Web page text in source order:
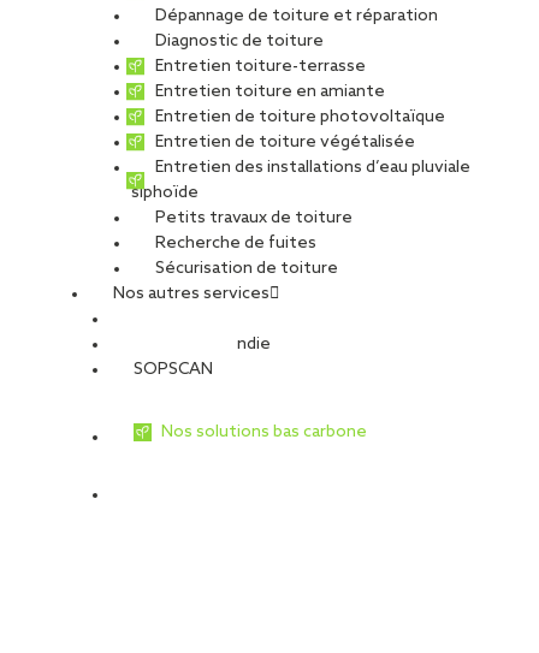
Dépannage de toiture et réparation
Diagnostic de toiture
Entretien toiture-terrasse
Entretien toiture en amiante
Entretien de toiture photovoltaïque
Entretien de toiture végétalisée
Entretien des installations d’eau pluviale
siphoïde
Petits travaux de toiture
Recherche de fuites
Sécurisation de toiture
Nos autres services
Sécurité Incendie
SOPSCAN
Nos solutions bas carbone